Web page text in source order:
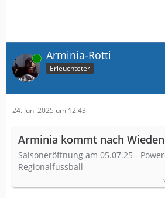
Online Arminia-Rotti
Erleuchteter
24. Juni 2025 um 12:43
Arminia kommt nach
Saisoneröffnung am 05.07.25 -
Regionalfussball